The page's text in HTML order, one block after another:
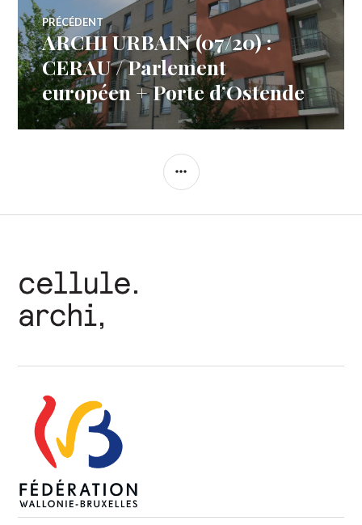
Navigation
de
l’article
PRÉCÉDENT
Article
précédent :
ARCHI URBAIN (07/20) :
CERAU / Parlement
européen + Porte d’Ostende
COLONNE